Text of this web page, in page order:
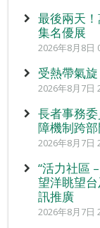
最後兩天
集名優展
2026年8月8日
受熱帶氣
2026年8月7日
長者事務
障機制跨
2026年8月7日
“活力社區
望洋眺望
訊推廣
2026年8月7日